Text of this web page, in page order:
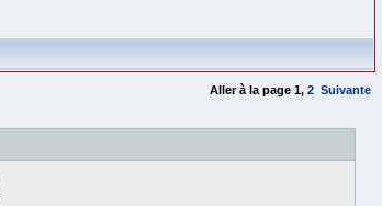
Aller à la page 1, 2 Suivante